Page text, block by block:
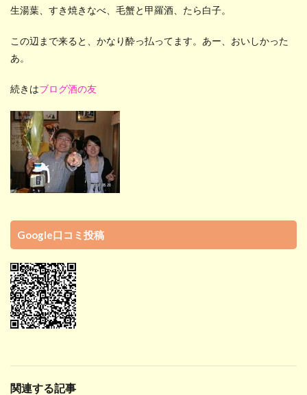
生湯葉、すき焼きなべ、毛蟹と甲羅酒、たら白子。
この辺まで来ると、かなり酔っ払ってます。あー、おいしかった
あ。
続きはブログ酒の友
Google口コミ投稿
関連する記事